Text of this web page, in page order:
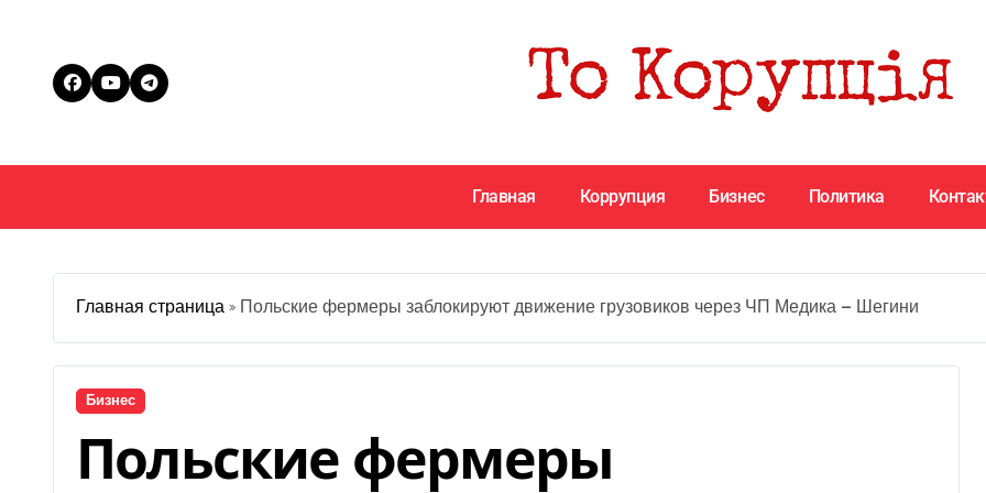
Главная Коррупция Бизнес Политика
Главная страница » Польские фермеры заблокируют движение грузовиков через ЧП Медика — Шегини
Бизнес
Польские фермеры